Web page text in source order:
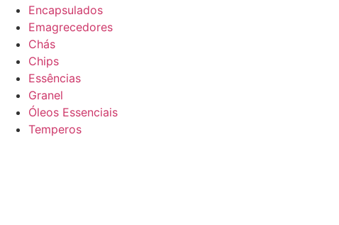
Encapsulados
Emagrecedores
Chás
Chips
Essências
Granel
Óleos Essenciais
Temperos